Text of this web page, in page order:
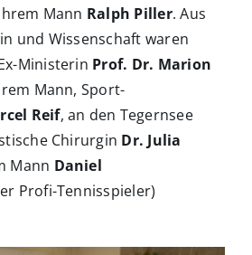
Mann Ralph Piller. Aus
und Wissenschaft waren
Ministerin Prof. Dr. Marion
Mann, Sport-
Reif, an den Tegernsee
Chirurgin Dr. Julia
Mann Daniel
Profi-Tennisspieler)